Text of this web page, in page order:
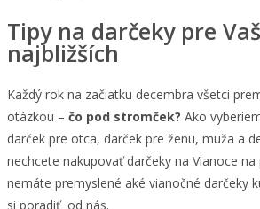
Tipy na darčeky pre
najbližších
Každý rok na začiatku decembra všetci
otázkou – čo pod stromček? Ako
darček pre otca, darček pre ženu, muža a
nechcete nakupovať darčeky na Vianoce
nemáte premyslené aké vianočné darčeky
si poradiť od nás.